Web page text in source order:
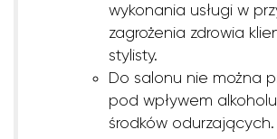
wykonania usługi w
zagrożenia zdrowia
stylisty.
Do salonu nie można
pod wpływem
środków odurzających.